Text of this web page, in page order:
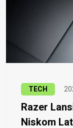
TECH
Razer
Niskom